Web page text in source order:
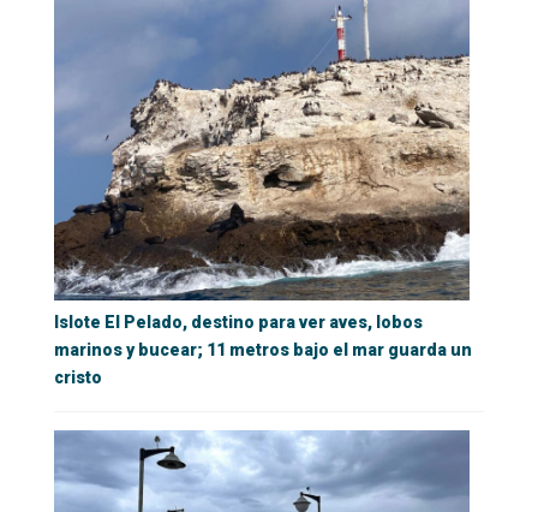
Islote El Pelado, destino para ver aves, lobos
marinos y bucear; 11 metros bajo el mar guarda un
cristo